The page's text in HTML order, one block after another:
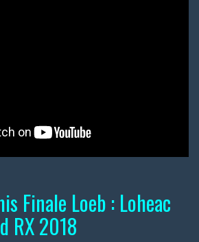
Finale Loeb : Loheac
RX 2018